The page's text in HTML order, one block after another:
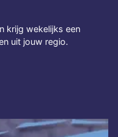
krijg wekelijks een
uit jouw regio.